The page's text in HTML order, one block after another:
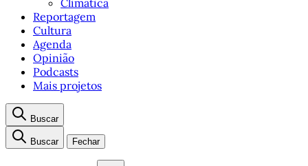
Reportagem
Cultura
Agenda
Opinião
Podcasts
Mais projetos
Buscar
Buscar Fechar